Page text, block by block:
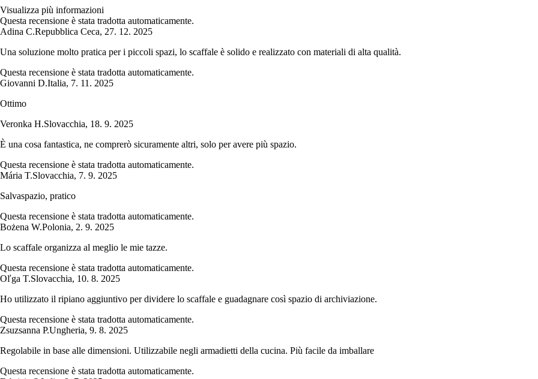
Visualizza più informazioni
Questa recensione è stata tradotta automaticamente.
Adina C.Repubblica Ceca, 27. 12. 2025
Una soluzione molto pratica per i piccoli spazi, lo scaffale è solido e realizzato con materiali di alta qualità.
Questa recensione è stata tradotta automaticamente.
Giovanni D.Italia, 7. 11. 2025
Ottimo
Veronka H.Slovacchia, 18. 9. 2025
È una cosa fantastica, ne comprerò sicuramente altri, solo per avere più spazio.
Questa recensione è stata tradotta automaticamente.
Mária T.Slovacchia, 7. 9. 2025
Salvaspazio, pratico
Questa recensione è stata tradotta automaticamente.
Bożena W.Polonia, 2. 9. 2025
Lo scaffale organizza al meglio le mie tazze.
Questa recensione è stata tradotta automaticamente.
Oľga T.Slovacchia, 10. 8. 2025
Ho utilizzato il ripiano aggiuntivo per dividere lo scaffale e guadagnare così spazio di archiviazione.
Questa recensione è stata tradotta automaticamente.
Zsuzsanna P.Ungheria, 9. 8. 2025
Regolabile in base alle dimensioni. Utilizzabile negli armadietti della cucina. Più facile da imballare
Questa recensione è stata tradotta automaticamente.